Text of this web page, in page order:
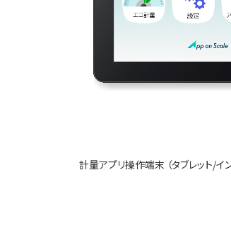
計量アプリ操作端末 （タブレット/イ